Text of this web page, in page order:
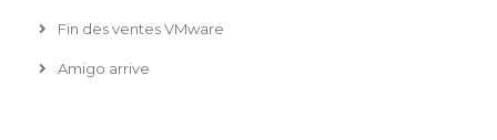
Fin des ventes VMware
Amigo arrive